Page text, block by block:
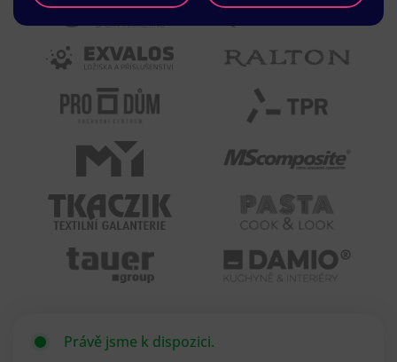
Právě jsme k dispozici.